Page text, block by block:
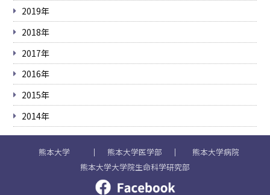
2019年
2018年
2017年
2016年
2015年
2014年
熊本大学 熊本大学医学部
熊本大学病院
熊本大学大学院生命科学研究部